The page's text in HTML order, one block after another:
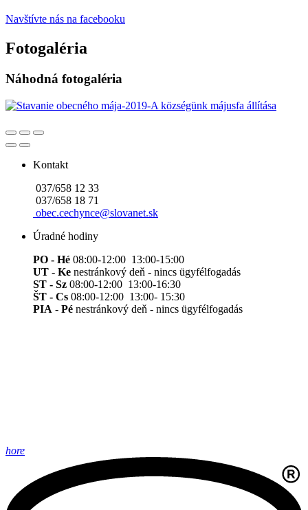
Navštívte nás na facebooku
Fotogaléria
Náhodná fotogaléria
Kontakt
037/658 12 33
037/658 18 71
obec.cechynce@slovanet.sk
Úradné hodiny
PO - Hé 08:00-12:00 13:00-15:00
UT - Ke nestránkový deň - nincs ügyfélfogadás
ST - Sz 08:00-12:00 13:00-16:30
ŠT - Cs 08:00-12:00 13:00- 15:30
PIA - Pé nestránkový deň - nincs ügyfélfogadás
hore